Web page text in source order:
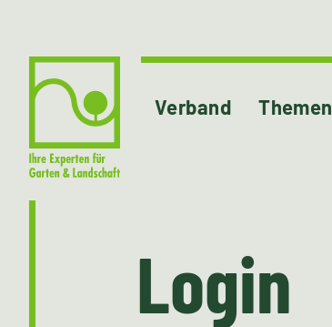
Verband Themen
Login